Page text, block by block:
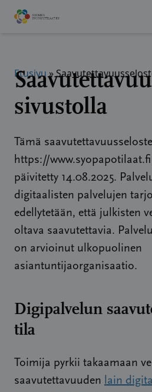
Hyppää
sisältöön
Etusivu»
sivustolla
Tämä
https://
päivitetty 14.08.2025.
digitaalisten palvelujen
edellytetään, että julkisten
oltava saavutettavia.
on arvioinut ulkopuolinen
asiantuntijaorganisaatio.
Digipalvelun
tila
Toimija pyrkii takaamaan
saavutettavuuden lain